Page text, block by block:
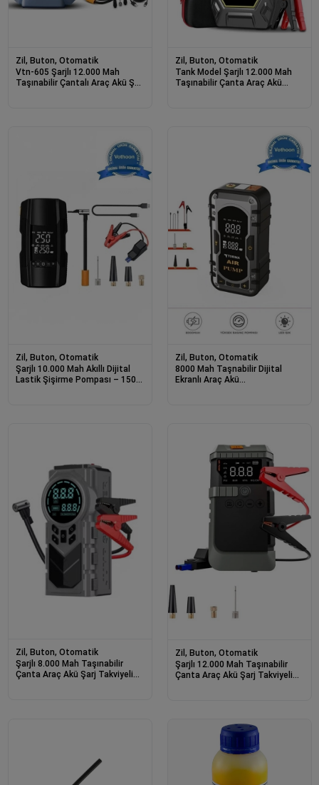
Zil, Buton, Otomatik
Vtn-605 Şarjlı 12.000 Mah
Taşınabilir Çantalı Araç Akü Şarj
Zil, Buton, Otomatik
Tank Model Şarjlı 12.000 Mah
Taşınabilir Çanta Araç Akü
Zil, Buton, Otomatik
Şarjlı 10.000 Mah Akıllı Dijital
Lastik Şişirme Pompası – 150
Zil, Buton, Otomatik
8000 Mah Taşnabilir Dijital
Ekranlı Araç Akü
Zil, Buton, Otomatik
Şarjlı 8.000 Mah Taşınabilir
Çanta Araç Akü Şarj Takviyeli
Zil, Buton, Otomatik
Şarjlı 12.000 Mah Taşınabilir
Çanta Araç Akü Şarj Takviyeli